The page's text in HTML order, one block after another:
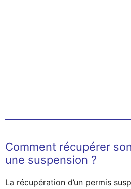
Comment récupérer
une suspension ?
La récupération d’un permis